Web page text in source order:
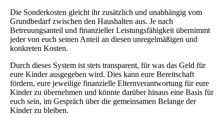
Die Sonderkosten gleicht ihr zusätzlich und unabhängig vom
Grundbedarf zwischen den Haushalten aus. Je nach
Betreuungsanteil und finanzieller Leistungsfähigkeit übernimmt
jeder von euch seinen Anteil an diesen unregelmäßigen und
konkreten Kosten.
Durch dieses System ist stets transparent, für was das Geld für
eure Kinder ausgegeben wird. Dies kann eure Bereitschaft
fördern, eure jeweilige finanzielle Elternverantwortung für eure
Kinder zu übernehmen und könnte darüber hinaus eine Basis für
euch sein, im Gespräch über die gemeinsamen Belange der
Kinder zu bleiben.